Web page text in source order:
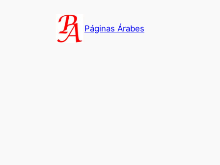
Páginas Árabes